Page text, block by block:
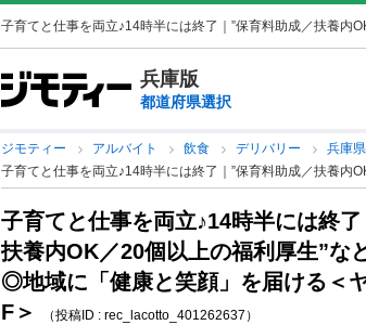
子育てと仕事を両立♪14時半には終了｜”保育料助成／扶養内
兵庫版
都道府県選択
ジモティー アルバイト 飲食 デリバリー 兵庫
子育てと仕事を両立♪14時半には終了｜”保育料助成／扶養内
子育てと仕事を両立♪14時半には終
扶養内OK／20個以上の福利厚生”な
◎地域に「健康と笑顔」を届ける＜
F＞
（投稿ID : rec_lacotto_401262637）